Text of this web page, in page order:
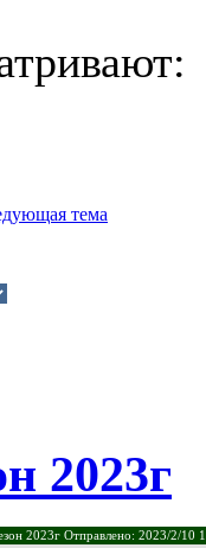
тема
2023г
2023г Отправлено: 2023/2/10